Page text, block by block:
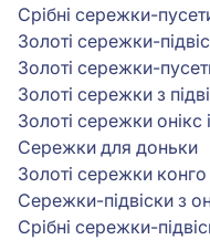
Срібні сережки-
Золоті сережки-
Золоті сережки-
Золоті сережки з
Золоті сережки онікс
Сережки для доньки
Золоті сережки
Сережки-підвіски з
Срібні сережки-